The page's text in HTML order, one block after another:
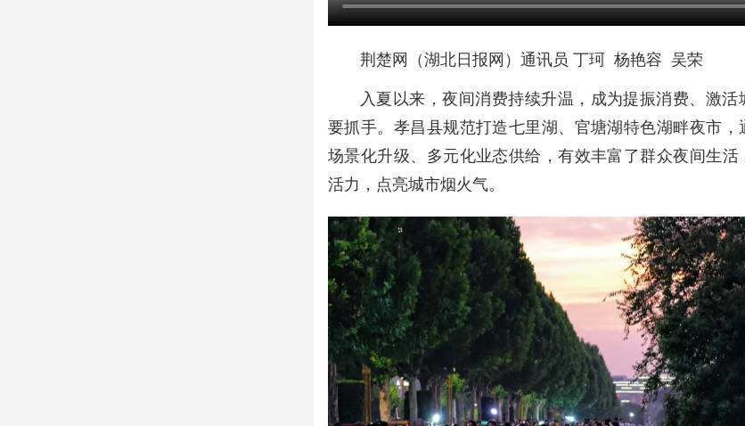
荆楚网（湖北日报网）通讯员 丁珂 杨艳容 吴荣
入夏以来，夜间消费持续升温，成为提振消费、激
要抓手。孝昌县规范打造七里湖、官塘湖特色湖畔夜市，
场景化升级、多元化业态供给，有效丰富了群众夜间生活
活力，点亮城市烟火气。